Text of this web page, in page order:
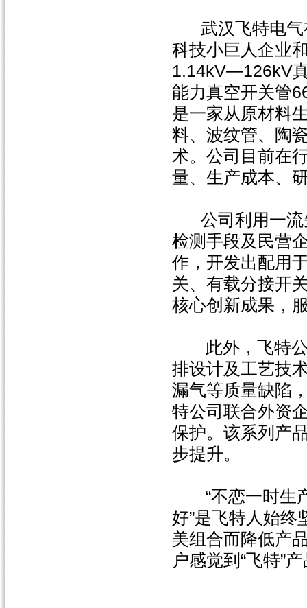
武汉飞特电气
科技小巨人企业
1.14kV―126kV
能力真空开关管
是一家从原材料
料、波纹管、陶
术。公司目前在
量、生产成本、
公司利用一流
检测手段及民营
作，开发出配用
关、有载分接开
核心创新成果，
此外，飞特公
排设计及工艺技
漏气等质量缺陷
特公司联合外资
保护。该系列产
步提升。
“不恋一时生
好”是飞特人始
美组合而降低产
户感觉到“飞特”